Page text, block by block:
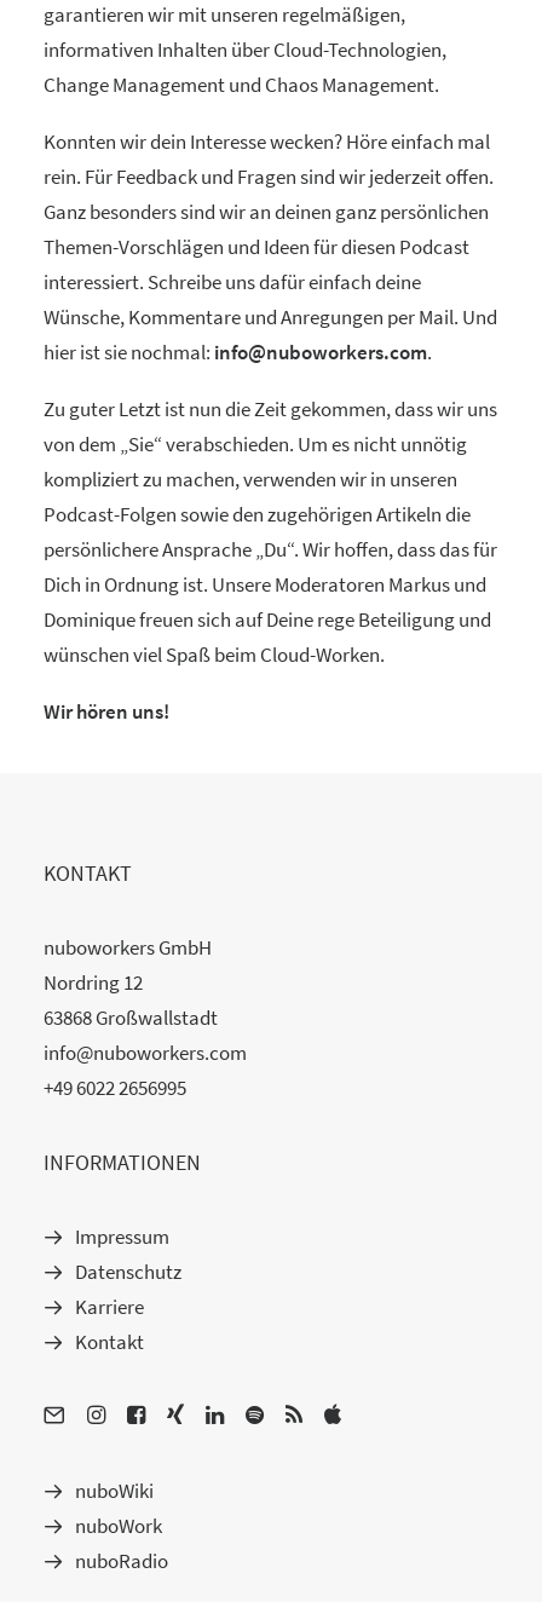
garantieren wir mit unseren regelmäßigen,
informativen Inhalten über Cloud-Technologien,
Change Management und Chaos Management.
Konnten wir dein Interesse wecken? Höre einfach mal
rein. Für Feedback und Fragen sind wir jederzeit offen.
Ganz besonders sind wir an deinen ganz persönlichen
Themen-Vorschlägen und Ideen für diesen Podcast
interessiert. Schreibe uns dafür einfach deine
Wünsche, Kommentare und Anregungen per Mail. Und
hier ist sie nochmal: info@nuboworkers.com.
Zu guter Letzt ist nun die Zeit gekommen, dass wir uns
von dem „Sie“ verabschieden. Um es nicht unnötig
kompliziert zu machen, verwenden wir in unseren
Podcast-Folgen sowie den zugehörigen Artikeln die
persönlichere Ansprache „Du“. Wir hoffen, dass das für
Dich in Ordnung ist. Unsere Moderatoren Markus und
Dominique freuen sich auf Deine rege Beteiligung und
wünschen viel Spaß beim Cloud-Worken.
Wir hören uns!
KONTAKT
nuboworkers GmbH
Nordring 12
63868 Großwallstadt
info@nuboworkers.com
+49 6022 2656995
INFORMATIONEN
Impressum
Datenschutz
Karriere
Kontakt
nuboWiki
nuboWork
nuboRadio